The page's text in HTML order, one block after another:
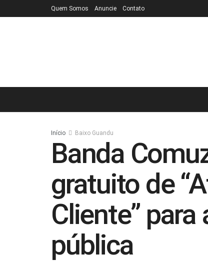
Quem Somos Anuncie Contato
Início Baixo Guandu
Banda
gratuito de
Cliente”
pública